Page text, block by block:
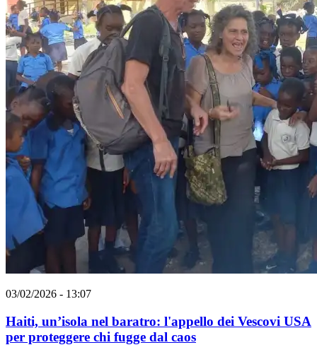
03/02/2026 - 13:07
Haiti, un’isola nel baratro: l'appello dei Vescovi USA
per proteggere chi fugge dal caos